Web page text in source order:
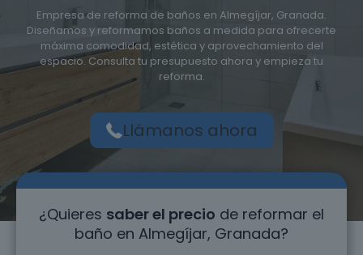
Empresa de reforma de baños en Almegíjar, Granada.
Diseñamos y reformamos baños a medida para ofrecerte
máxima comodidad, estética y aprovechamiento del
espacio. Consulta tu presupuesto ahora y empieza tu
reforma.
Llámanos ahora
¿Quieres saber el precio de reformar el
baño en Almegíjar, Granada?